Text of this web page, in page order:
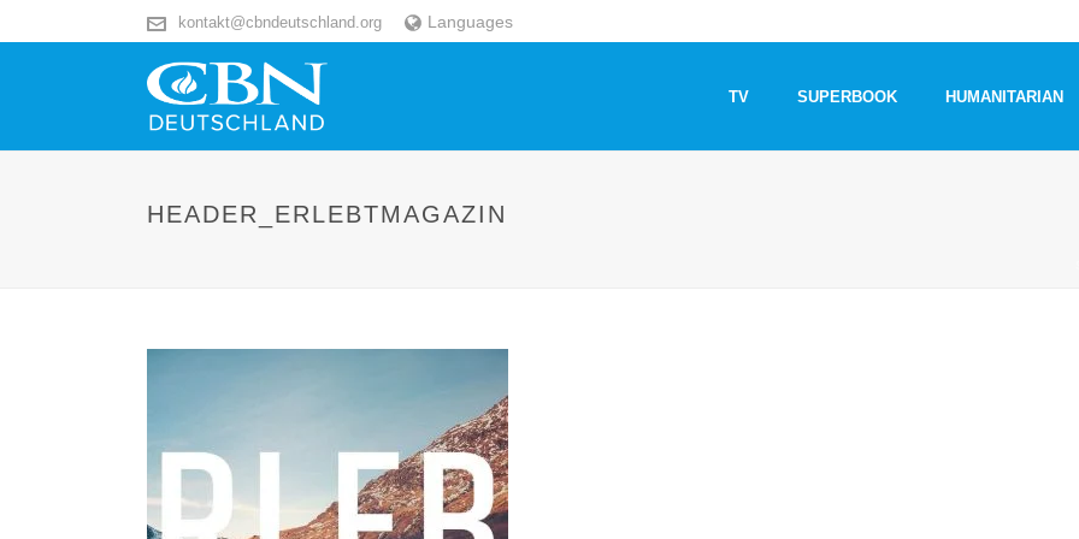
kontakt@cbndeutschland.org Languages
TV SUPERBOOK HUMANITARIAN
HEADER_ERLEBTMAGAZIN